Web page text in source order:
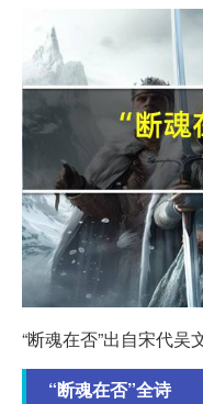
“断魂在否”出自宋代吴
“断魂在否”全诗